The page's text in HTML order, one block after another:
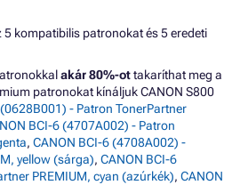
kompatibilis patronokat és 5 eredeti
akár 80%-ottakaríthat meg a
patronokat kínáljuk CANON S800
- Patron TonerPartner
BCI-6 (4707A002) - Patron
, CANON BCI-6 (4708A002) -
yellow (sárga), CANON BCI-6
PREMIUM, cyan (azúrkék), CANON